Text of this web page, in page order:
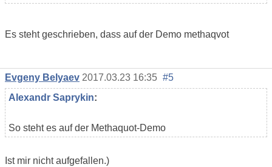
Es steht geschrieben, dass auf der Demo methaqvot
Evgeny Belyaev 2017.03.23 16:35 #5
Alexandr Saprykin:
So steht es auf der Methaquot-Demo
Ist mir nicht aufgefallen.)